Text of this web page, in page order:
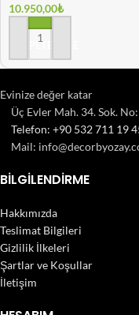
10.950,00₺
SEPETE EKLE
Evinize değer katar
Üç Evler Mah. 34. Sok.
Telefon: +90 532 711 19
Mail:
BILGILENDIRME
Hakkımızda
Teslimat Bilgileri
Gizlilik İlkeleri
Şartlar ve Koşullar
İletişim